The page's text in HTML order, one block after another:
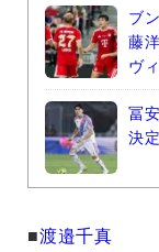
ブ
藤
ヴ
冨
決
■渡邉千真